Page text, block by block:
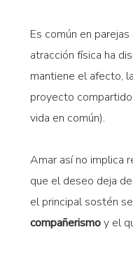
Es común en
atracción física ha
mantiene el afecto,
proyecto
vida en común).
Amar así no implica
que el deseo deja
el principal sostén
compañerismoy el